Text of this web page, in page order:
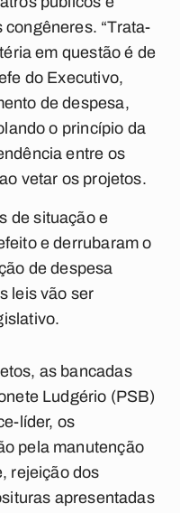
“Trata-
em questão é de
do Executivo,
de despesa,
o princípio da
entre os
vetar os projetos.
de situação e
e derrubaram o
de despesa
leis vão ser
as bancadas
Ludgério (PSB)
líder, os
pela manutenção
rejeição dos
apresentadas